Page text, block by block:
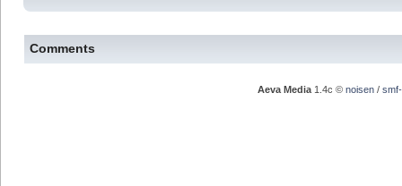
Comments
Aeva Media 1.4c © noisen /